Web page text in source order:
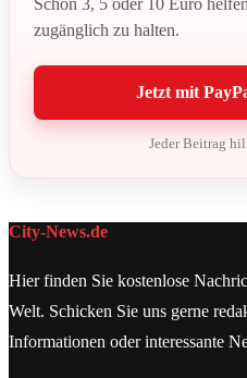
Schon 3, 5 oder 10 Euro
zugänglich zu halten.
Jetzt mit
Jeder Beitrag
City-News.de
Hier finden Sie kostenlose
Welt. Schicken Sie uns gerne
Informationen oder interessante